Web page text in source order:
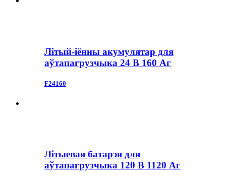
Літый-іённы акумулятар для
аўтапагрузчыка 24 В 160 Аг
F24160
Літыевая батарэя для
аўтапагрузчыка 120 В 1120 Аг